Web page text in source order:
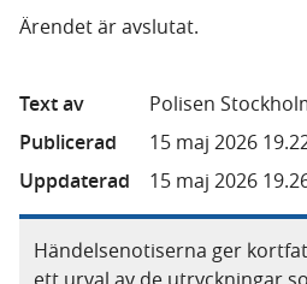
Ärendet är avslutat.
Text av
Polisen
Publicerad
15 maj 2026
Uppdaterad
15 maj 2026
Händelsenotiserna ger